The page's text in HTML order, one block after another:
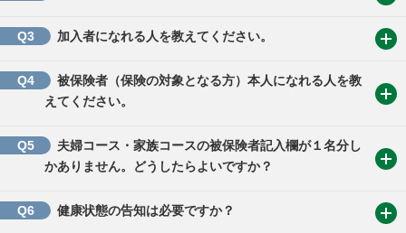
Q3 加入者になれる人を教えてください。
Q4
被保険者（保険の対象となる方）本人になれる人を教
えてください。
Q5
夫婦コース・家族コースの被保険者記入欄が１名分し
かありません。どうしたらよいですか？
Q6 健康状態の告知は必要ですか？